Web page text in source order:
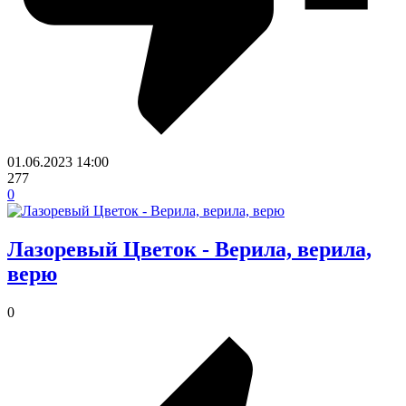
01.06.2023 14:00
277
0
Лазоревый Цветок - Верила, верила,
верю
0